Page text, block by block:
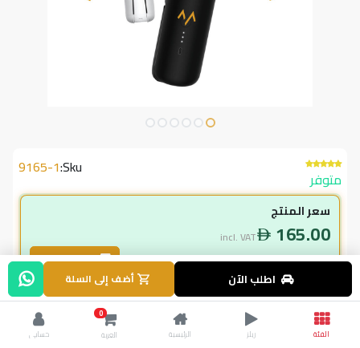
متوفر
Sku:
9165-1
سعر المنتج
165.00
incl. VAT
طلب بالجملة
لاعضاء ال vip
148.50
incl. VAT
اطلب الآن أضف إلى السلة
الفئة ريلز الرئيسية
0
العربة
حسابي